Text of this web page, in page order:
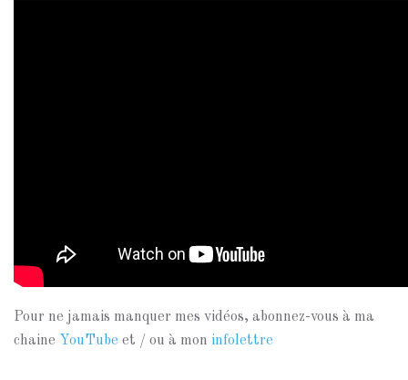
Pour ne jamais manquer mes vidéos, abonnez-vous à ma
chaine YouTube et / ou à mon infolettre